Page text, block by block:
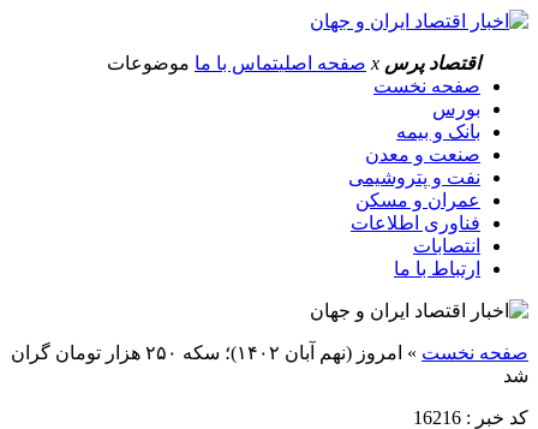
اقتصاد پرس x صفحه اصلیتماس با ما موضوعات
صفحه نخست
بورس
بانک و بیمه
صنعت و معدن
نفت و پتروشیمی
عمران و مسکن
فناوری اطلاعات
انتصابات
ارتباط با ما
صفحه نخست »
امروز (نهم آبان ۱۴۰۲)؛ سکه ۲۵۰ هزار تومان گران
شد
کد خبر : 16216